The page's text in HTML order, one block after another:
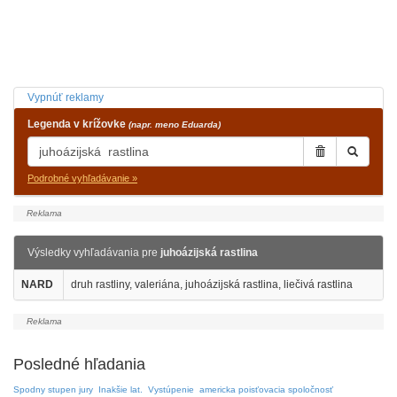
Vypnúť reklamy
Legenda v krížovke (napr. meno Eduarda)
Podrobné vyhľadávanie »
Výsledky vyhľadávania pre juhoázijská rastlina
NARD druh rastliny, valeriána, juhoázijská rastlina, liečivá rastlina
Posledné hľadania
Spodny stupen jury Inakšie lat. Vystúpenie americka poisťovacia spoločnosť